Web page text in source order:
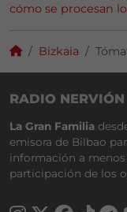
cómo se procesan
Bizkaia
RADIO NERVIÓN
La Gran Familia
emisora de Bilbao
información a
participación de los